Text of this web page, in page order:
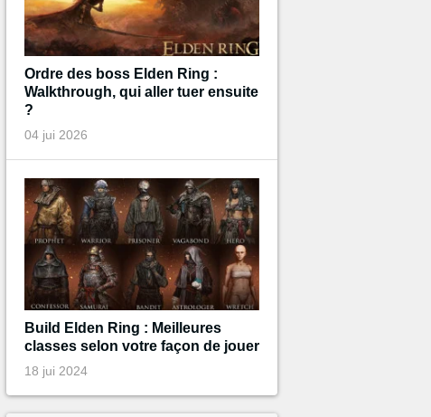
Ordre des boss Elden Ring :
Walkthrough, qui aller tuer ensuite
?
04 jui 2026
Build Elden Ring : Meilleures
classes selon votre façon de jouer
18 jui 2024